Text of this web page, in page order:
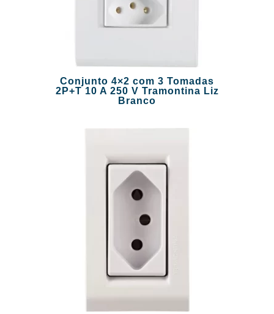
Conjunto 4×2 com 3 Tomadas
2P+T 10 A 250 V Tramontina Liz
Branco